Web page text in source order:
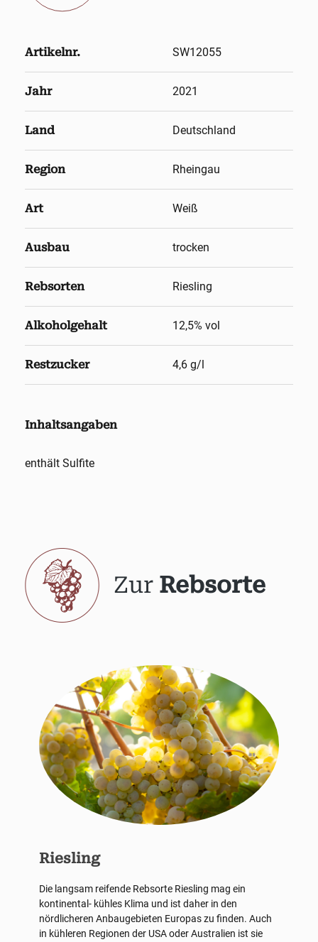
Artikelnr. SW12055
Jahr 2021
Land Deutschland
Region Rheingau
Art Weiß
Ausbau trocken
Rebsorten Riesling
Alkoholgehalt 12,5% vol
Restzucker 4,6 g/l
Inhaltsangaben
enthält Sulfite
Zur Rebsorte
Riesling
Die langsam reifende Rebsorte Riesling mag ein
kontinental- kühles Klima und ist daher in den
nördlicheren Anbaugebieten Europas zu finden. Auch
in kühleren Regionen der USA oder Australien ist sie